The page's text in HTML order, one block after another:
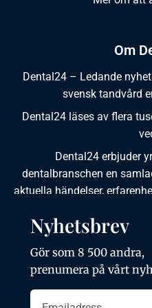
Om
Dental24 – Ledande
svensk tandvård
Dental24 läses av flera
Dental24 erbjuder
dentalbranschen en
aktuella händelser,
Dental24 produceras i
tandhygienister,
kursgivare, föreningar,
Nyhetsbrev
Gör som 8 500 andra,
prenumera på vårt